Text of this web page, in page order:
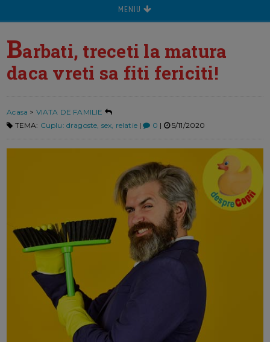
MENIU
Barbati, treceti la matura
daca vreti sa fiti fericiti!
Acasa > VIATA DE FAMILIE
TEMA: Cuplu: dragoste, sex, relatie| 0 | 5/11/2020